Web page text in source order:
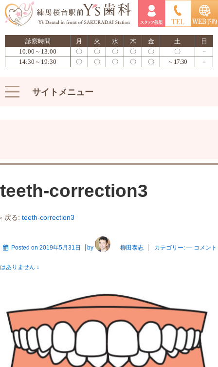
診察時間 月 火 水 木 金 土
日
10:00～13:00
〇 〇 〇 〇 〇 〇
－
14:30～19:30
〇 〇 〇 〇 〇 ～17:30 －
サイトメニュー
teeth-correction3
‹ 戻る: teeth-correction3
Posted on 2019年5月31日 by 柳田泰志 カテゴリー: — コメント
はありません ↓